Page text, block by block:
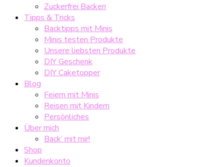
Zuckerfrei Backen
Tipps & Tricks
Backtipps mit Minis
Minis testen Produkte
Unsere liebsten Produkte
DIY Geschenk
DIY Caketopper
Blog
Feiern mit Minis
Reisen mit Kindern
Persönliches
Über mich
Back’ mit mir!
Shop
Kundenkonto